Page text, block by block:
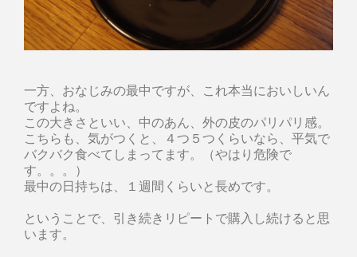
一方、おなじみの最中ですが、これ本当においしいん
ですよね。
この大きさといい、中のあん、外の皮のパリパリ感。
こちらも、気がつくと、４つ５つくらいなら、平気で
バクバク食べてしまってます。（やはり危険で
す。。。）
最中の日持ちは、１週間くらいと長めです。
ということで、引き続きリピートで購入し続けると思
います。